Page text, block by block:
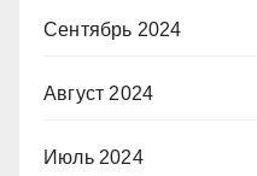
Сентябрь 2024
Август 2024
Июль 2024